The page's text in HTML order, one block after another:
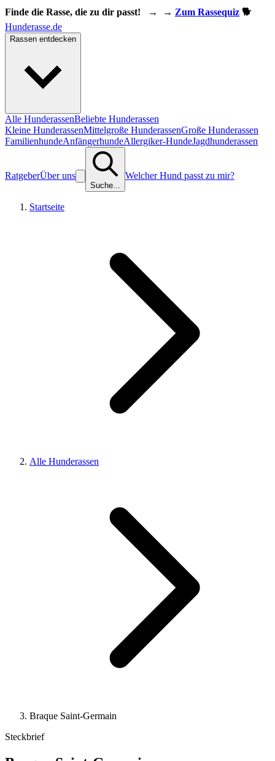
Finde die Rasse, die zu dir passt! → → Zum Rassequiz 🐕
Hunderasse.de
Rassen entdecken
Alle HunderassenBeliebte Hunderassen
Kleine HunderassenMittelgroße HunderassenGroße Hunderassen
FamilienhundeAnfängerhundeAllergiker-HundeJagdhunderassen
RatgeberÜber uns
Suche...
Welcher Hund passt zu mir?
Startseite
Alle Hunderassen
Braque Saint-Germain
Steckbrief